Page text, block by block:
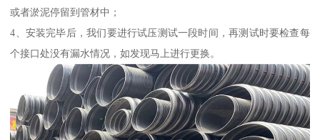
或者淤泥停留到管材中；
4、安装完毕后，我们要进行试压测试一段时间，再测试时要检查每
个接口处没有漏水情况，如发现马上进行更换。